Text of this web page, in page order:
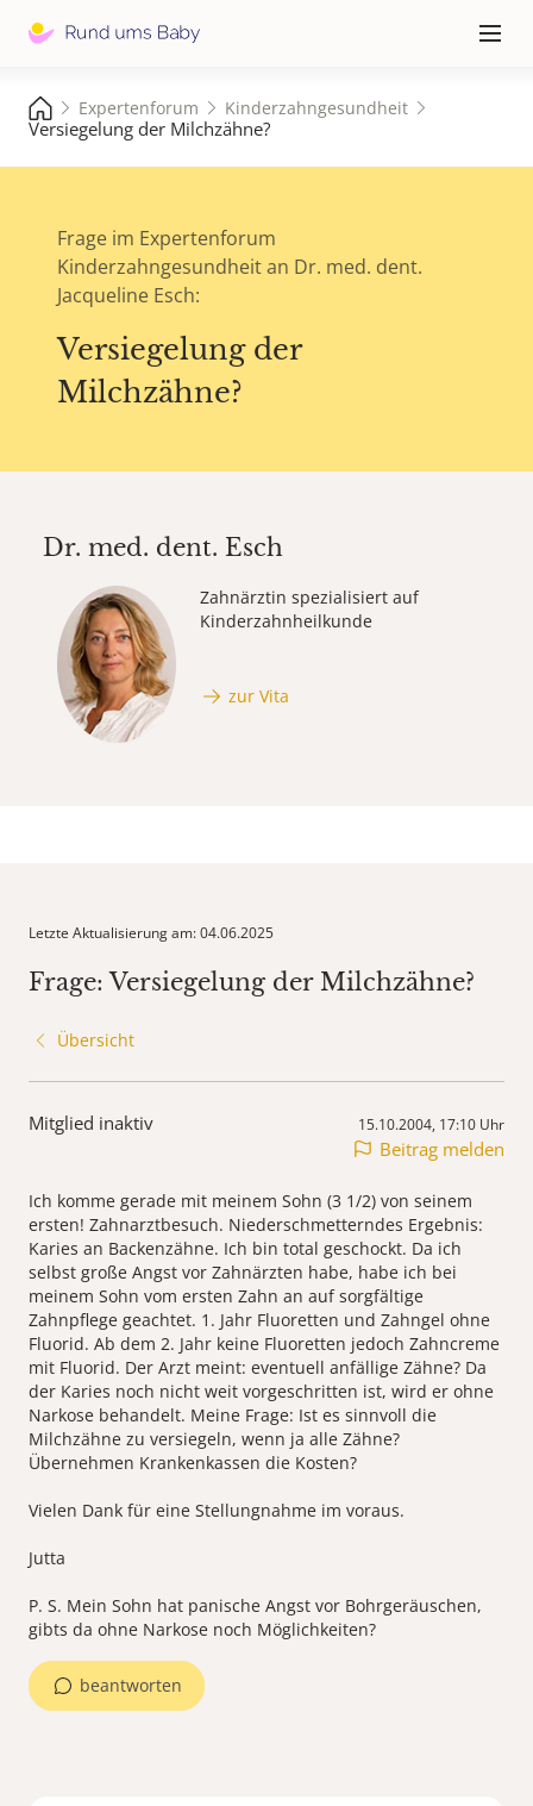
≡
Expertenforum Kinderzahngesundheit
Versiegelung der Milchzähne?
Frage im Expertenforum
Kinderzahngesundheit an Dr. med. dent.
Jacqueline Esch:
Versiegelung der
Milchzähne?
Dr. med. dent. Esch
Zahnärztin spezialisiert auf
Kinderzahnheilkunde
zur Vita
Letzte Aktualisierung am: 04.06.2025
Frage: Versiegelung der Milchzähne?
Übersicht
Mitglied inaktiv 15.10.2004, 17:10 Uhr
Beitrag melden
Ich komme gerade mit meinem Sohn (3 1/2) von seinem
ersten! Zahnarztbesuch. Niederschmetterndes Ergebnis:
Karies an Backenzähne. Ich bin total geschockt. Da ich
selbst große Angst vor Zahnärzten habe, habe ich bei
meinem Sohn vom ersten Zahn an auf sorgfältige
Zahnpflege geachtet. 1. Jahr Fluoretten und Zahngel ohne
Fluorid. Ab dem 2. Jahr keine Fluoretten jedoch Zahncreme
mit Fluorid. Der Arzt meint: eventuell anfällige Zähne? Da
der Karies noch nicht weit vorgeschritten ist, wird er ohne
Narkose behandelt. Meine Frage: Ist es sinnvoll die
Milchzähne zu versiegeln, wenn ja alle Zähne?
Übernehmen Krankenkassen die Kosten?
Vielen Dank für eine Stellungnahme im voraus.
Jutta
P. S. Mein Sohn hat panische Angst vor Bohrgeräuschen,
gibts da ohne Narkose noch Möglichkeiten?
beantworten